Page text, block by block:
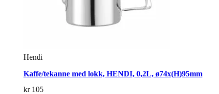
Hendi
Kaffe/tekanne med lokk, HENDI, 0,2L, ø74x(H)95mm
kr105